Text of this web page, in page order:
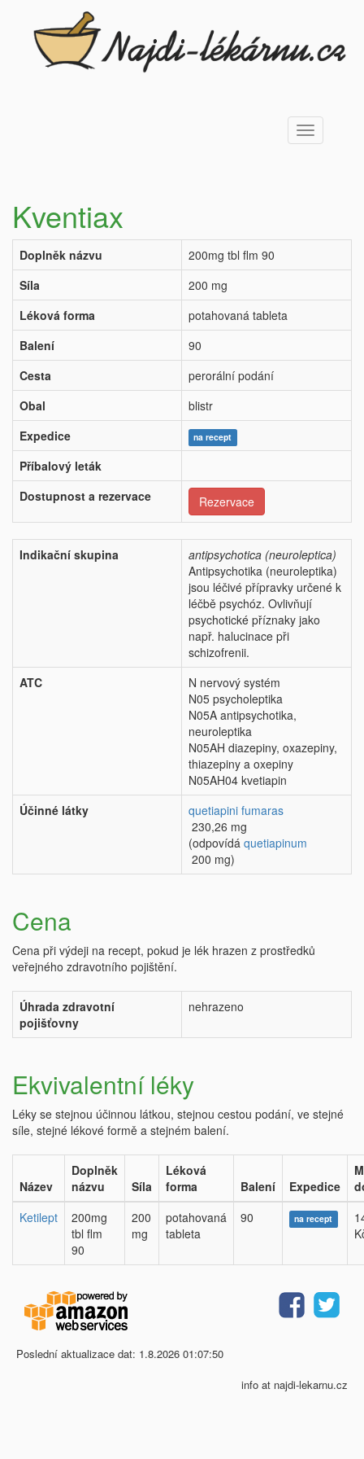
Toggle
navigation
Kventiax
Doplněk názvu
200mg tbl flm 90
Síla
200 mg
Léková forma
potahovaná tableta
Balení
90
Cesta
perorální podání
Obal
blistr
Expedice
na recept
Příbalový leták
Dostupnost a rezervace
Rezervace
Indikační skupina
antipsychotica (neuroleptica)
Antipsychotika (neuroleptika)
jsou léčivé přípravky určené k
léčbě psychóz. Ovlivňují
psychotické příznaky jako
např. halucinace při
schizofrenii.
ATC
N nervový systém
N05 psycholeptika
N05A antipsychotika,
neuroleptika
N05AH diazepiny, oxazepiny,
thiazepiny a oxepiny
N05AH04 kvetiapin
Účinné látky
quetiapini fumaras
230,26 mg
(odpovídá quetiapinum
200 mg)
Cena
Cena při výdeji na recept, pokud je lék hrazen z prostředků
veřejného zdravotního pojištění.
Úhrada zdravotní
pojišťovny
nehrazeno
Ekvivalentní léky
Léky se stejnou účinnou látkou, stejnou cestou podání, ve stejné
síle, stejné lékové formě a stejném balení.
Název
Doplněk
názvu
Síla
Léková
forma
Balení Expedice
Ketilept
200mg
tbl flm
90
200
mg
potahovaná
tableta
90 na recept
Poslední aktualizace dat: 1.8.2026 01:07:50
info at najdi-lekarnu.cz